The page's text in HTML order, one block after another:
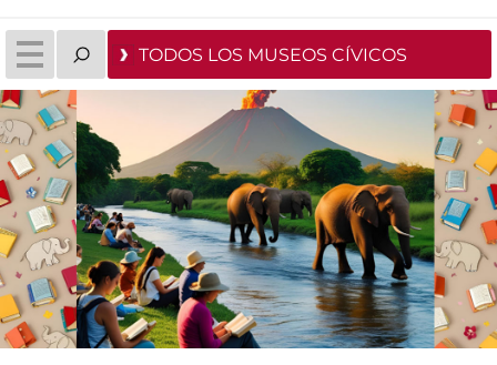
TODOS LOS MUSEOS CÍVICOS